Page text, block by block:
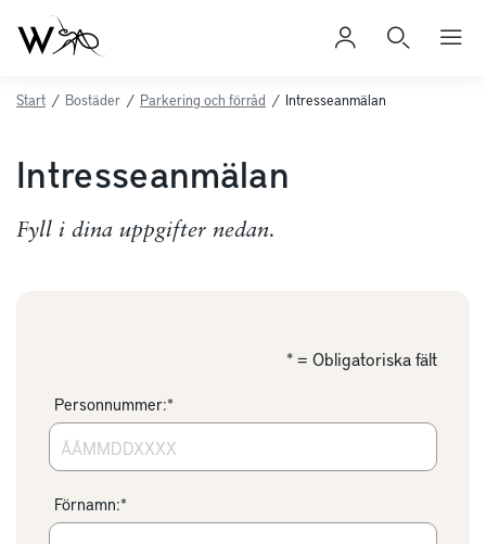
Start / Bostäder / Parkering och förråd / Intresseanmälan
Intresseanmälan
Fyll i dina uppgifter nedan.
* = Obligatoriska fält
Personnummer:*
Förnamn:*